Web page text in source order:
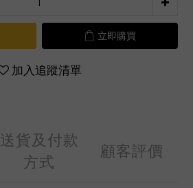
立即購買
加入追蹤清單
送貨及付款
方式
顧客評價